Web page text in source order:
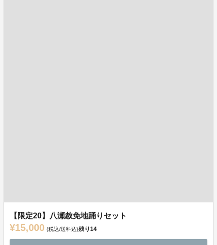
【限定20】八瀬赦免地踊りセット
¥15,000 (税込/送料込)残り14